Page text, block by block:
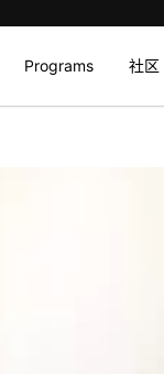
Programs 社区